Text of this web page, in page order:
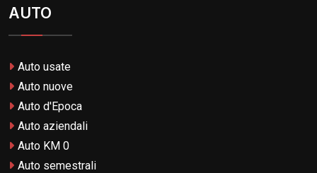
AUTO
Auto usate
Auto nuove
Auto d'Epoca
Auto aziendali
Auto KM 0
Auto semestrali